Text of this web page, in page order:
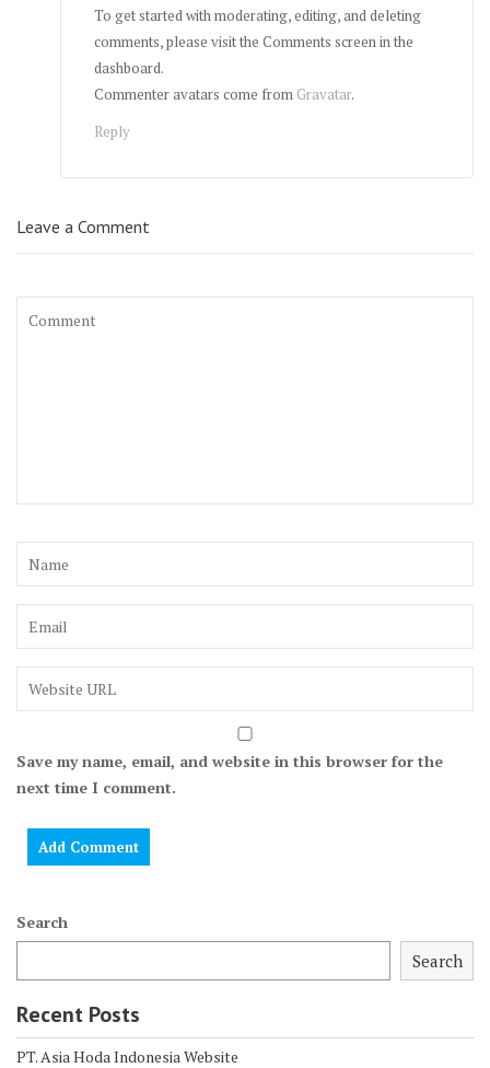
To get started with moderating, editing, and deleting
comments, please visit the Comments screen in the
dashboard.
Commenter avatars come from Gravatar.
Reply
Leave a Comment
Save my name, email, and website in this browser for the
next time I comment.
Search
Search
Recent Posts
PT. Asia Hoda Indonesia Website